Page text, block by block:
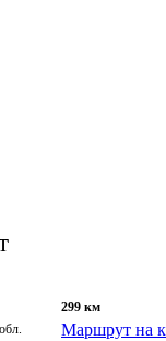
299 км
Маршрут на